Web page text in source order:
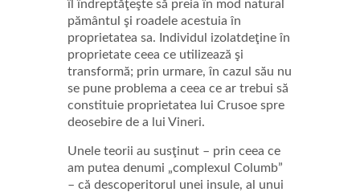
îl îndreptăţeşte să preia în mod natural
pământul şi roadele acestuia în
proprietatea sa. Individul izolatdeţine în
proprietate ceea ce utilizează şi
transformă; prin urmare, în cazul său nu
se pune problema a ceea ce ar trebui să
constituie proprietatea lui Crusoe spre
deosebire de a lui Vineri.
Unele teorii au susţinut – prin ceea ce
am putea denumi „complexul Columb”
– că descoperitorul unei insule, al unui